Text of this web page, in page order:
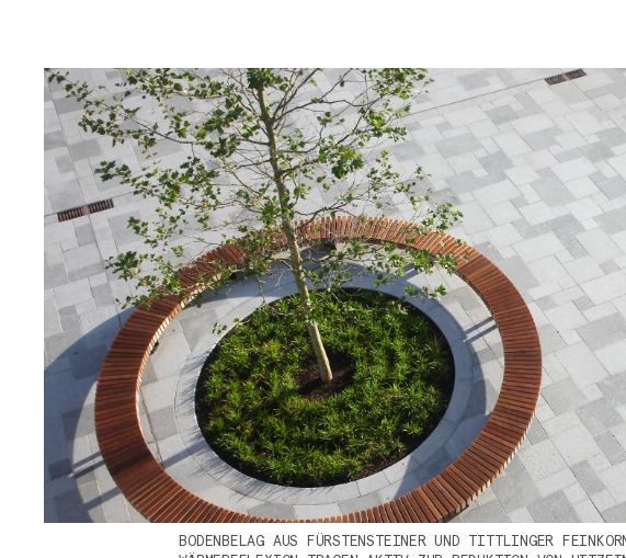
BODENBELAG AUS FÜRSTENSTEINER UND TITTLINGER